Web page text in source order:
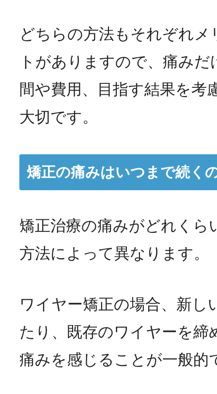
どちらの方法もそれぞれ
トがありますので、痛み
間や費用、目指す結果を考
大切です。
矯正の痛みはいつまで続く
矯正治療の痛みがどれくら
方法によって異なります。
ワイヤー矯正の場合、新し
たり、既存のワイヤーを締
痛みを感じることが一般的